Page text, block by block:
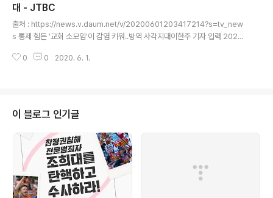
해서 시설을 임시 폐쇄한다는 공지문이 붙었습니다. 이곳 아래엔 20명 정도가
겨우 끼어 앉을 수 있는 좁은 공간이 있는데, 이..
대 - JTBC
출처 : https://news.v.daum.net/v/20200601203417214?s=tv_new
s 통제 힘든 '교회 소모임'이 감염 키워..방역 사각지대이한주 기자 입력 2020.
됐습니다. 아는 사람들끼리 모여서 거리두기를 느슨하게 한 틈을 바이러스가 파
인된 확진자는 74명입니다. 인천 개척교회 모임 관련이 23명으로 가장 많고 원
어성경연구회는 14명입니다. 강남 동인교회 관련자는 1..
0 0 2020. 6. 1.
이 블로그 인기글